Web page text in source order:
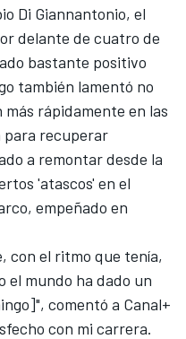
Di Giannantonio, el
delante de cuatro de
bastante positivo
también lamentó no
rápidamente en las
para recuperar
a remontar desde la
'atascos' en el
, empeñado en
con el ritmo que tenía,
el mundo ha dado un
comentó a Canal+
con mi carrera.